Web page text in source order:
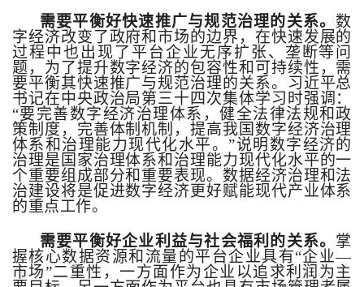
需要平衡好快速推广与规范治理的关系。 数
字经济改变了政府和市场的边界，在快速发展的
过程中也出现了平台企业无序扩张、垄断等问
题，为了提升数字经济的包容性和可持续性，需
要平衡其快速推广与规范治理的关系。习近平总
书记在中央政治局第三十四次集体学习时强调：
“要完善数字经济治理体系，健全法律法规和政
策制度，完善体制机制，提高我国数字经济治理
体系和治理能力现代化水平。”说明数字经济的
治理是国家治理体系和治理能力现代化水平的一
个重要组成部分和重要表现。数据经济治理和法
治建设将是促进数字经济更好赋能现代产业体系
的重点工作。
需要平衡好企业利益与社会福利的关系。 掌
握核心数据资源和流量的平台企业具有“企业—
市场”二重性，一方面作为企业以追求利润为主